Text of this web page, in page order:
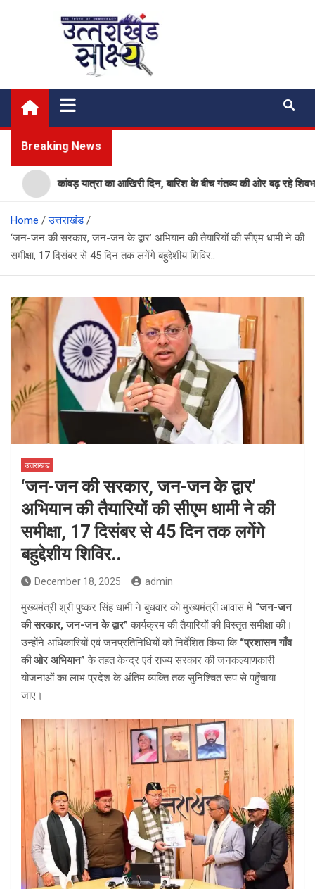
Uttarakhand Shakshya
My News Portal
Breaking News
कांवड़ यात्रा का आखिरी दिन, बारिश के बीच गंतव्य की ओर बढ़ रहे शिवभक्त
Home
उत्तराखंड
‘जन-जन की सरकार, जन-जन के द्वार’ अभियान की तैयारियों की सीएम धामी ने की
समीक्षा, 17 दिसंबर से 45 दिन तक लगेंगे बहुद्देशीय शिविर..
उत्तराखंड
‘जन-जन की सरकार, जन-जन के द्वार’
अभियान की तैयारियों की सीएम धामी ने की
समीक्षा, 17 दिसंबर से 45 दिन तक लगेंगे
बहुद्देशीय शिविर..
December 18, 2025 admin
मुख्यमंत्री श्री पुष्कर सिंह धामी ने बुधवार को मुख्यमंत्री आवास में “जन-जन
की सरकार, जन-जन के द्वार” कार्यक्रम की तैयारियों की विस्तृत समीक्षा की।
उन्होंने अधिकारियों एवं जनप्रतिनिधियों को निर्देशित किया कि “प्रशासन गाँव
की ओर अभियान” के तहत केन्द्र एवं राज्य सरकार की जनकल्याणकारी
योजनाओं का लाभ प्रदेश के अंतिम व्यक्ति तक सुनिश्चित रूप से पहुँचाया
जाए।